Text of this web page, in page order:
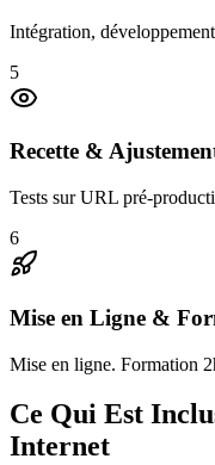
Intégration,
5
Recette &
Tests sur URL pré-
6
Mise en Ligne &
Mise en ligne. Formation
Ce Qui Est
Internet